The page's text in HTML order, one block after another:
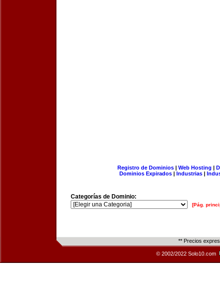
Registro de Dominios| Web Hosting |
Dominios Expirados | Industrias |
Categorías de Dominio:
[Pág.
** Precios
© 2002/2022 Solo10.com